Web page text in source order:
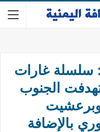
سلسلة غارات
الجنوب
بالإضافة